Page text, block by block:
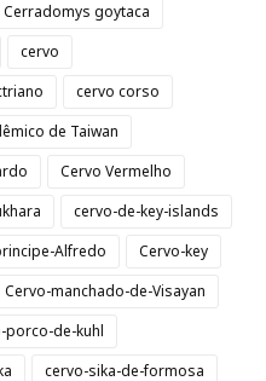
Cerradomys goytaca
cervo
cervo corso
de Taiwan
Cervo Vermelho
cervo-de-key-islands
Alfredo
Cervo-key
Cervo-manchado-de-Visayan
porco-de-kuhl
cervo-sika-de-formosa